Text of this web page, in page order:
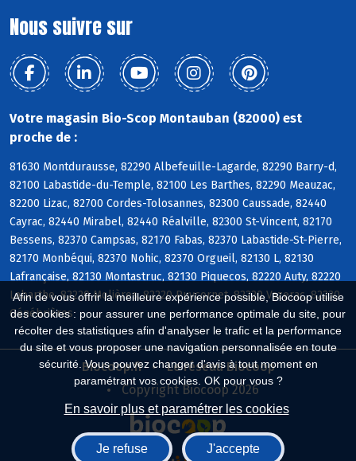
Afin de vous offrir la meilleure expérience possible, Biocoop utilise
des cookies : pour assurer une performance optimale du site, pour
récolter des statistiques afin d'analyser le trafic et la performance
du site et vous proposer une navigation personnalisée en toute
sécurité. Vous pouvez changer d'avis à tout moment en
paramétrant vos cookies. OK pour vous ?
En savoir plus et paramétrer les cookies
Je refuse J'accepte
Nous suivre sur
Votre magasin Bio-Scop Montauban (82000) est
proche de :
81630 Montdurausse, 82290 Albefeuille-Lagarde, 82290 Barry-d,
82100 Labastide-du-Temple, 82100 Les Barthes, 82290 Meauzac,
82200 Lizac, 82700 Cordes-Tolosannes, 82300 Caussade, 82440
Cayrac, 82440 Mirabel, 82440 Réalville, 82300 St-Vincent, 82170
Bessens, 82370 Campsas, 82170 Fabas, 82370 Labastide-St-Pierre,
82170 Monbéqui, 82370 Nohic, 82370 Orgueil, 82130 L, 82130
Lafrançaise, 82130 Montastruc, 82130 Piquecos, 82220 Auty, 82220
Labarthe, 82220 Molières, 82220 Puycornet, 82220 Vazerac, 82230
Génébrières
Biocoop.fr
Le réseau Biocoop
Copyright Biocoop 2026